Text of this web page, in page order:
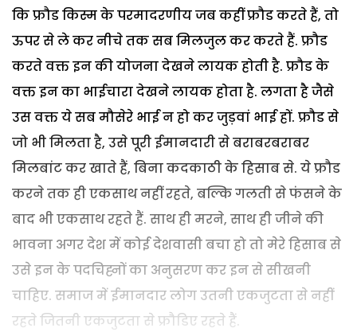
कि फ्रौड किस्म के परमादरणीय जब कहीं फ्रौड करते हैं, तो
ऊपर से ले कर नीचे तक सब मिलजुल कर करते हैं. फ्रौड
करते वक्त इन की योजना देखने लायक होती है. फ्रौड के
वक्त इन का भाईचारा देखने लायक होता है. लगता है जैसे
उस वक्त ये सब मौसेरे भाई न हो कर जुड़वां भाई हों. फ्रौड से
जो भी मिलता है, उसे पूरी ईमानदारी से बराबरबराबर
मिलबांट कर खाते हैं, बिना कदकाठी के हिसाब से. ये फ्रौड
करने तक ही एकसाथ नहीं रहते, बल्कि गलती से फंसने के
बाद भी एकसाथ रहते हैं. साथ ही मरने, साथ ही जीने की
भावना अगर देश में कोई देशवासी बचा हो तो मेरे हिसाब से
उसे इन के पदचिह्नों का अनुसरण कर इन से सीखनी
चाहिए. समाज में ईमानदार लोग उतनी एकजुटता से नहीं
रहते जितनी एकजुटता से फ्रौडिए रहते हैं.